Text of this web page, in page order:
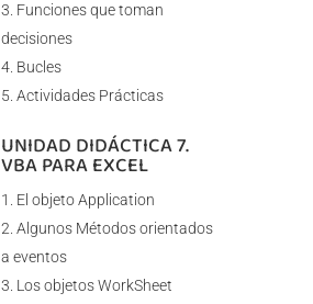
Funciones que toman
decisiones
Bucles
Actividades Prácticas
UNIDAD DIDÁCTICA 7.
VBA PARA EXCEL
El objeto Application
Algunos Métodos orientados
a eventos
Los objetos WorkSheet